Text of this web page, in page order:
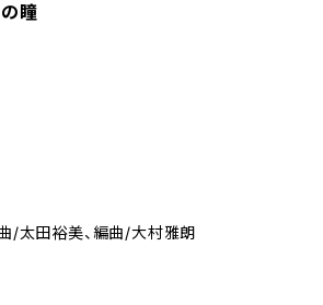
瞳
/太田裕美、編曲/大村雅朗